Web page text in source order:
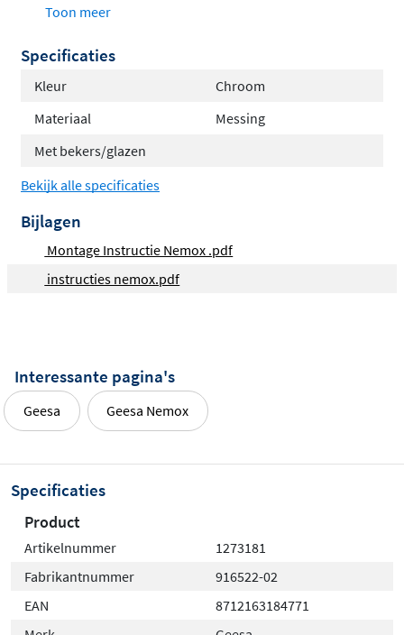
dubbele glashouder met 2 glazen
montagehandleiding
Toon meer
Specificaties
Kleur
Chroom
Materiaal
Messing
Met bekers/glazen
Bekijk alle specificaties
Bijlagen
Montage Instructie Nemox .pdf
instructies nemox.pdf
Interessante pagina's
Geesa Geesa Nemox
Specificaties
Product
Artikelnummer
1273181
Fabrikantnummer
916522-02
EAN
8712163184771